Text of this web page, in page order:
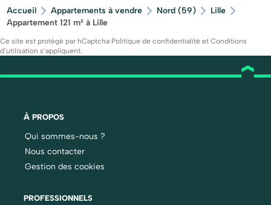
Accueil Appartements à vendre Nord (59)
Lille
Appartement 121 m² à Lille
Ce site est protégé par hCaptcha Politique de confidentialité et Conditions
d’utilisation s’appliquent.
À PROPOS
Qui sommes-nous ?
Nous contacter
Gestion des cookies
PROFESSIONNELS